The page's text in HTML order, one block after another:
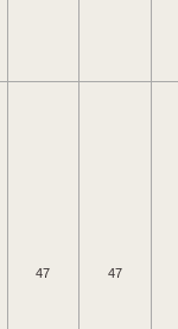
47 47